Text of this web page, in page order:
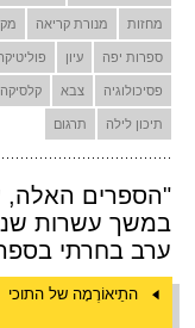
מחזות מנורת קריאה
ספרות יפה עיון
פסיכולוגיה צבא קלסיקה
תיכון לילה תרגום
"הספרים האלה,
במשך עשרות
ערב בחרתי
התֵיאוֹרֶמָה של התוכי